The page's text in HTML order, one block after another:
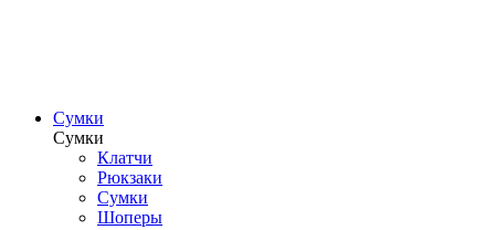
Сумки
Сумки
Клатчи
Рюкзаки
Сумки
Шоперы